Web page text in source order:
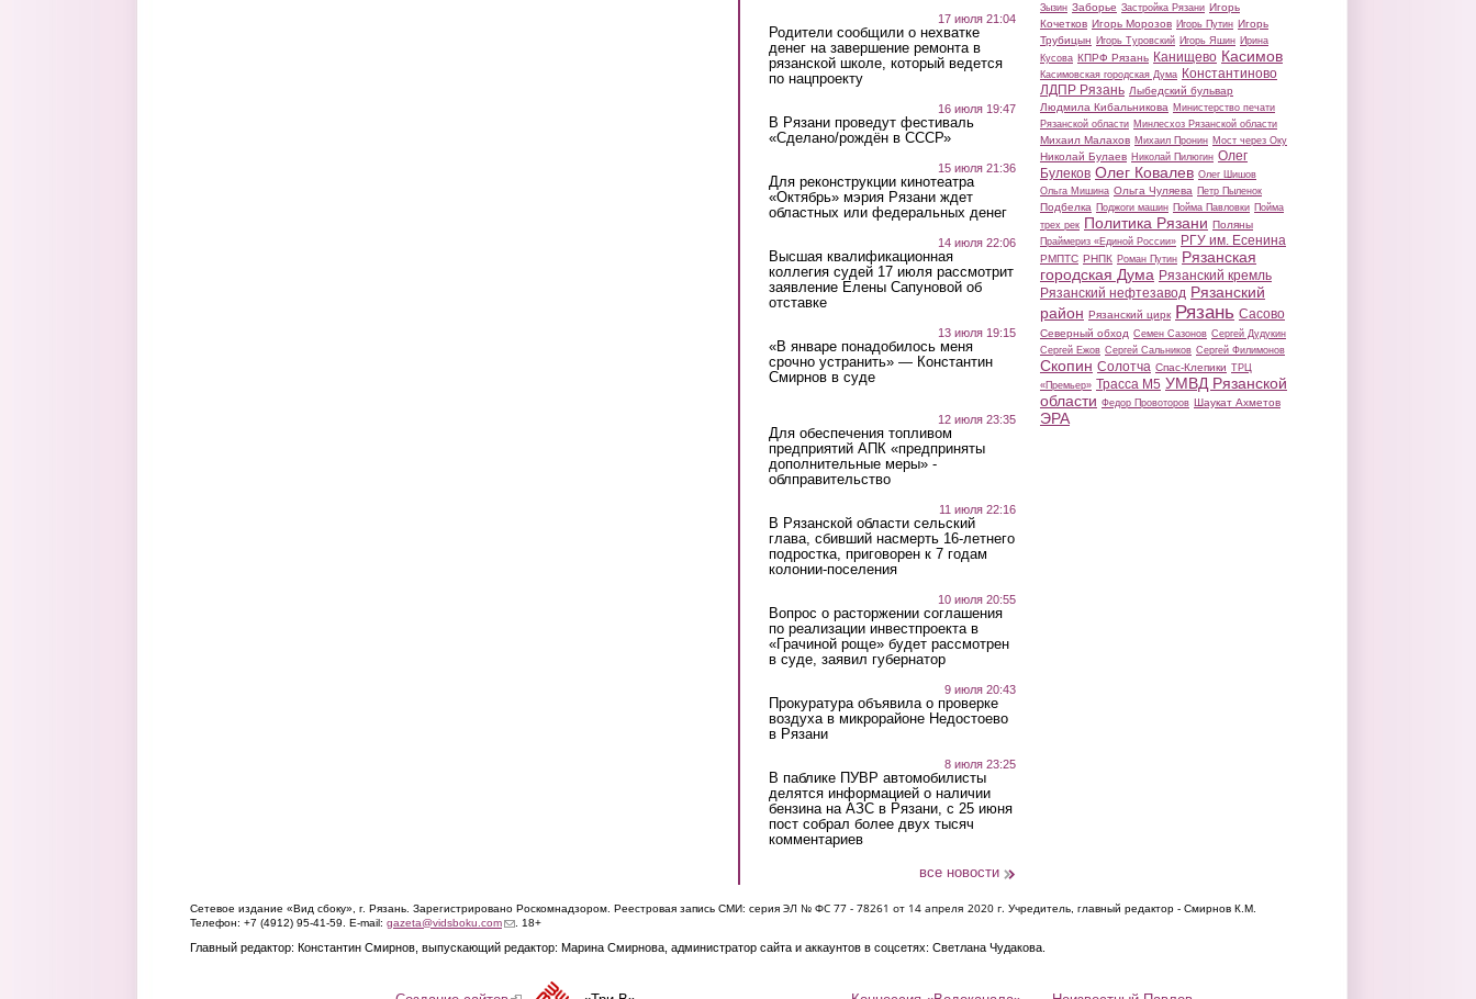
17 июля 21:04
Родители сообщили о нехватке
денег на завершение ремонта в
рязанской школе, который ведется
по нацпроекту
16 июля 19:47
В Рязани проведут фестиваль
«Сделано/рождён в СССР»
15 июля 21:36
Для реконструкции кинотеатра
«Октябрь» мэрия Рязани ждет
областных или федеральных денег
14 июля 22:06
Высшая квалификационная
коллегия судей 17 июля рассмотрит
заявление Елены Сапуновой об
отставке
13 июля 19:15
«В январе понадобилось меня
срочно устранить» — Константин
Смирнов в суде
12 июля 23:35
Для обеспечения топливом
предприятий АПК «предприняты
дополнительные меры» -
облправительство
11 июля 22:16
В Рязанской области сельский
глава, сбивший насмерть 16-летнего
подростка, приговорен к 7 годам
колонии-поселения
10 июля 20:55
Вопрос о расторжении соглашения
по реализации инвестпроекта в
«Грачиной роще» будет рассмотрен
в суде, заявил губернатор
9 июля 20:43
Прокуратура объявила о проверке
воздуха в микрорайоне Недостоево
в Рязани
8 июля 23:25
В паблике ПУВР автомобилисты
делятся информацией о наличии
бензина на АЗС в Рязани, с 25 июня
пост собрал более двух тысяч
комментариев
все новости
Зызин Заборье Застройка Рязани Игорь
Кочетков Игорь Морозов Игорь Путин Игорь
Трубицын Игорь Туровский Игорь Яшин Ирина
Кусова КПРФ Рязань Канищево Касимов
Касимовская городская Дума Константиново
ЛДПР Рязань Лыбедский бульвар
Людмила Кибальникова Министерство печати
Рязанской области Минлесхоз Рязанской области
Михаил Малахов Михаил Пронин Мост через Оку
Николай Булаев Николай Пилюгин Олег
Булеков Олег Ковалев Олег Шишов
Ольга Мишина Ольга Чуляева Петр Пыленок
Подбелка Поджоги машин Пойма Павловки Пойма
трех рек Политика Рязани Поляны
Праймериз «Единой России» РГУ им. Есенина
РМПТС РНПК Роман Путин Рязанская
городская Дума Рязанский кремль
Рязанский нефтезавод Рязанский
район Рязанский цирк Рязань Сасово
Северный обход Семен Сазонов Сергей Дудукин
Сергей Ежов Сергей Сальников Сергей Филимонов
Скопин Солотча Спас-Клепики ТРЦ
«Премьер» Трасса М5 УМВД Рязанской
области Федор Провоторов Шаукат Ахметов
ЭРА
Сетевое издание «Вид сбоку», г. Рязань. Зарегистрировано Роскомнадзором. Реестровая запись СМИ: серия ЭЛ № ФС 77 - 78261 от 14 апреля 2020 г. Учредитель, главный редактор - Смирнов К.М.
Телефон: +7 (4912) 95-41-59. E-mail: gazeta@vidsboku.com(link sends e-mail)
. 18+
Главный редактор: Константин Смирнов, выпускающий редактор: Марина Смирнова, администратор сайта и аккаунтов в соцсетях: Светлана Чудакова.